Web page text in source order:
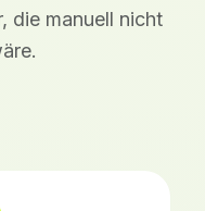
die manuell nicht